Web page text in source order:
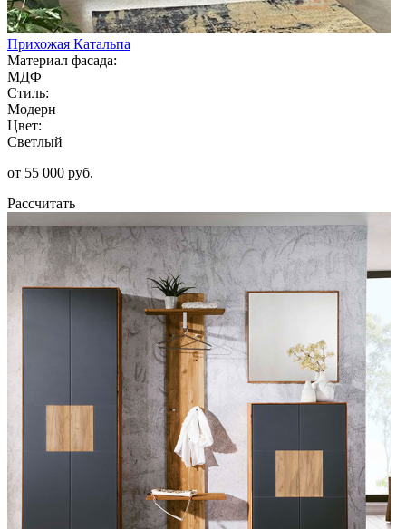
Прихожая Катальпа
Материал фасада:
МДФ
Стиль:
Модерн
Цвет:
Светлый
от 55 000 руб.
Рассчитать